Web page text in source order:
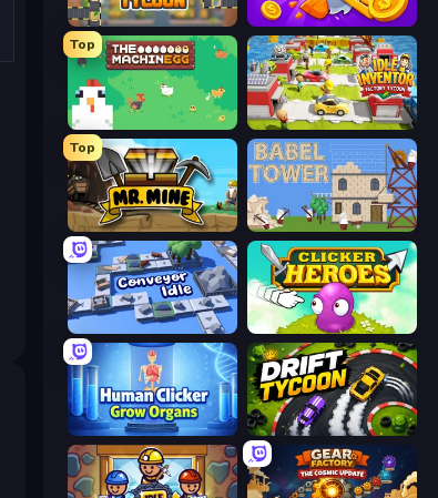
Leek Factory Tycoon Farm Ring Idle
Top
The MachinEGG Idle Inventor
Top
Mr. Mine Babel Tower
Conveyor Idle Clicker Heroes
Human Clicker: Grow Organs Drift Tycoon